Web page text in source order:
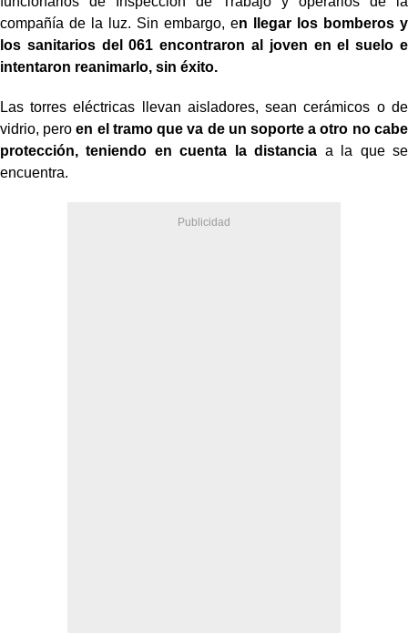
compañía de la luz. Sin embargo, en llegar los bomberos y
los sanitarios del 061 encontraron al joven en el suelo e
intentaron reanimarlo, sin éxito.
Las torres eléctricas llevan aisladores, sean cerámicos o de
vidrio, peroen el tramo que va de un soporte a otro no cabe
protección, teniendo en cuenta la distancia a la que se
encuentra.